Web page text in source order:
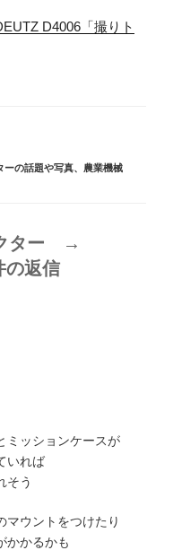
D4006「撮りト
ーの話題や写真、 農業機械
クター →
の返信
ミッションケースが
いれば
そう
マウントをつけたり
かかるかも